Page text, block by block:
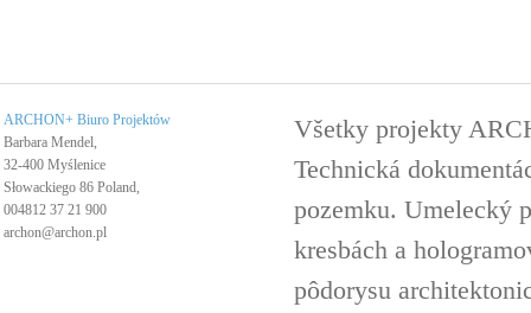
ARCHON+ Biuro Projektów
Barbara Mendel,
32-400 Myślenice
Słowackiego 86 Poland,
004812 37 21 900
archon@archon.pl
Všetky projekty
Technická
pozemku. Umelecký
kresbách a
pôdorysu